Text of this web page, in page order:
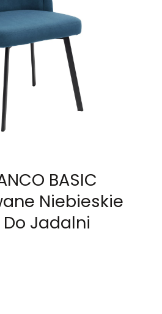
BASIC
Niebieskie
Jadalni